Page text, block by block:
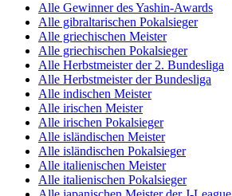
Alle Gewinner des Yashin-Awards
Alle gibraltarischen Pokalsieger
Alle griechischen Meister
Alle griechischen Pokalsieger
Alle Herbstmeister der 2. Bundesliga
Alle Herbstmeister der Bundesliga
Alle indischen Meister
Alle irischen Meister
Alle irischen Pokalsieger
Alle isländischen Meister
Alle isländischen Pokalsieger
Alle italienischen Meister
Alle italienischen Pokalsieger